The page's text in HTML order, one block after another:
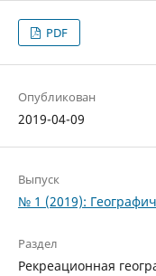
PDF
Опубликован
2019-04-09
Выпуск
№ 1 (2019):
Раздел
Рекреационная